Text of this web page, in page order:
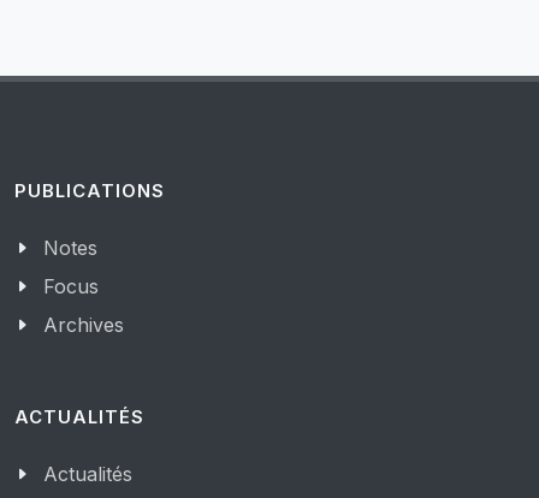
PUBLICATIONS
Notes
Focus
Archives
ACTUALITÉS
Actualités